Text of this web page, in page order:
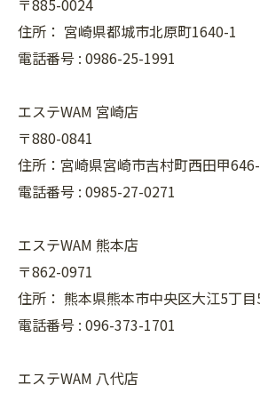
〒885-0024
住所： 宮崎県都城市北原町1640-1
電話番号 : 0986-25-1991
エステWAM 宮崎店
〒880-0841
住所：宮崎県宮崎市吉村町西田甲
電話番号 : 0985-27-0271
エステWAM 熊本店
〒862-0971
住所： 熊本県熊本市中央区大江5丁
電話番号 : 096-373-1701
エステWAM 八代店